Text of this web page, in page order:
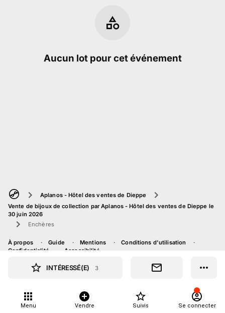
Aucun lot pour cet événement
Aplanos - Hôtel des ventes de Dieppe
Vente de bijoux de collection par Aplanos - Hôtel des ventes de Dieppe le
30 juin 2026
Enchères
À propos Guide Mentions
Conditions d'utilisation
Confidentialité
Accessibilité
INTÉRESSÉ(E) 3
Menu Vendre Suivis Se connecter